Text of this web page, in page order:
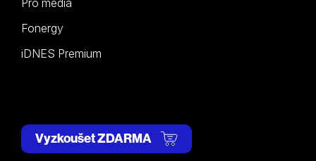
Pro média
Fonergy
iDNES Premium
Vyzkoušet ZDARMA